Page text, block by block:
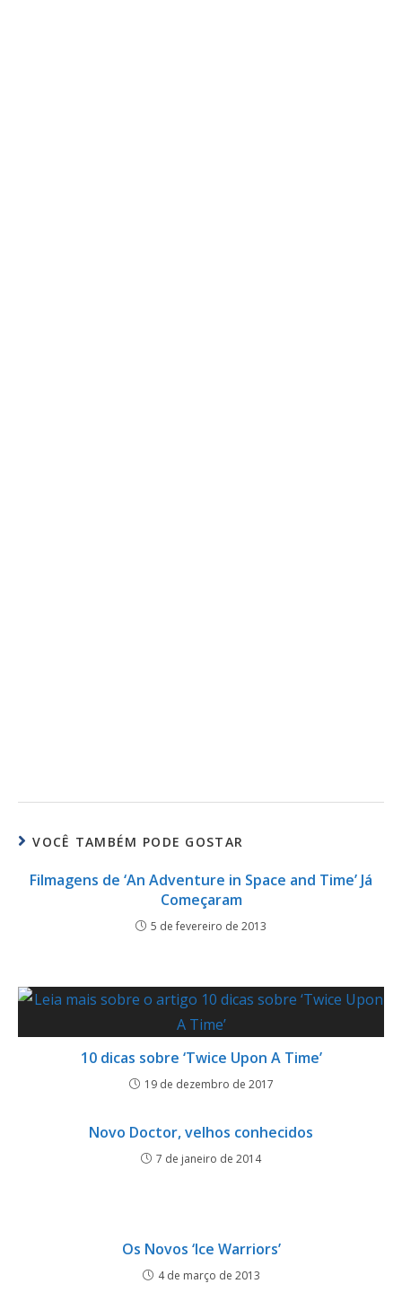
VOCÊ TAMBÉM PODE GOSTAR
Filmagens de ‘An Adventure in Space and Time’ Já
Começaram
5 de fevereiro de 2013
10 dicas sobre ‘Twice Upon A Time’
19 de dezembro de 2017
Novo Doctor, velhos conhecidos
7 de janeiro de 2014
Os Novos ‘Ice Warriors’
4 de março de 2013